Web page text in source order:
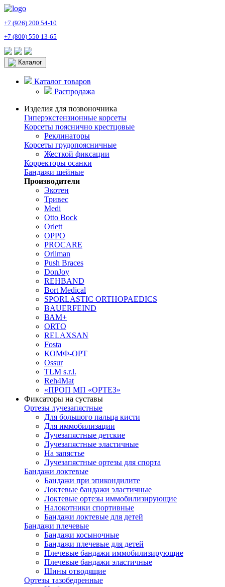
+7 (926) 200 54-10
+7 (800) 550 13-65
Каталог
Каталог товаров
Распродажа
Изделия для позвоночника
Гиперэкстензионные корсеты
Корсеты пояснично крестцовые
Реклинаторы
Корсеты грудопоясничные
Жесткой фиксации
Корректоры осанки
Бандажи шейные
Производители
Экотен
Тривес
Medi
Otto Bock
Orlett
OPPO
PROCARE
Orliman
Push Braces
DonJoy
REHBAND
Bort Medical
SPORLASTIC ORTHOPAEDICS
BAUERFEIND
ВАМ+
ORTO
RELAXSAN
Fosta
КОМФ-ОРТ
Ossur
TLM s.r.l.
Reh4Mat
«ПРОП МП «ОРТЕЗ»
Фиксаторы на суставы
Ортезы лучезапястные
Для большого пальца кисти
Для иммобилизации
Лучезапястные детские
Лучезапястные эластичные
На запястье
Лучезапястные ортезы для спорта
Бандажи локтевые
Бандажи при эпикондилите
Локтевые бандажи эластичные
Локтевые ортезы иммобилизирующие
Налокотники спортивные
Бандажи локтевые для детей
Бандажи плечевые
Бандажи косыночные
Бандажи плечевые для детей
Плечевые бандажи иммобилизирующие
Плечевые бандажи эластичные
Шины отводящие
Ортезы тазобедренные